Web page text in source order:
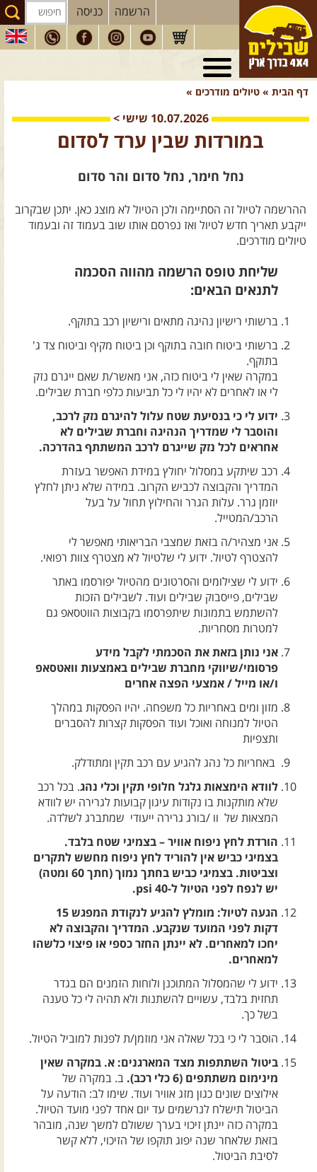
הרשמה כניסה
טיולי 4X4
בארץ
המדריכיםשלנו
חנותשבילים
הירשמו לניוזלטר שבילים
הבלוג של יואב קווה
פודקאסט ג'יפאות
צרו קשר עם שבילים
אודות יואב קווה והאתר שבילים
דף הבית » טיולים מודרכים »
10.07.2026 שישי >
במורדות שבין ערד לסדום
נחל חימר, נחל סדום והר סדום
ההרשמה לטיול זה הסתיימה ולכן הטיול לא מוצג כאן. יתכן שבקרוב
ייקבע תאריך חדש לטיול ואז נפרסם אותו שוב בעמוד זה ובעמוד
טיולים מודרכים.
שליחת טופס הרשמה מהווה הסכמה
לתנאים הבאים:
ברשותי רישיון נהיגה מתאים ורישיון רכב בתוקף.
ברשותי ביטוח חובה בתוקף וכן ביטוח מקיף וביטוח צד ג'
בתוקף.
במקרה שאין לי ביטוח כזה, אני מאשר/ת שאם ייגרם נזק
לי או לאחרים לא יהיו לי כל תביעות כלפי חברת שבילים.
ידוע לי כי בנסיעת שטח עלול להיגרם נזק לרכב,
והוסבר לי שמדריך הנהיגה וחברת שבילים לא
אחראים לכל נזק שייגרם לרכב המשתתף בהדרכה.
רכב שיתקע במסלול יחולץ במידת האפשר בעזרת
המדריך והקבוצה לכביש הקרוב. במידה שלא ניתן לחלץ
יוזמן גרר. עלות הגרר והחילוץ תחול על בעל
הרכב/המטייל.
אני מצהיר/ה בזאת שמצבי הבריאותי מאפשר לי
להצטרף לטיול. ידוע לי שלטיול לא מצטרף צוות רפואי.
ידוע לי שצילומים והסרטונים מהטיול יפורסמו באתר
שבילים, פייסבוק שבילים ועוד. לשבילים הזכות
להשתמש בתמונות שיתפרסמו בקבוצות הווטסאפ גם
למטרות מסחריות.
אני נותן בזאת את הסכמתי לקבל מידע
פרסומי/שיווקי מחברת שבילים באמצעות וואטסאפ
ו/או מייל / אמצעי הפצה אחרים
מזון ומים באחריות כל משפחה. יהיו הפסקות במהלך
הטיול למנוחה ואוכל ועוד הפסקות קצרות להסברים
ותצפיות
באחריות כל נהג להגיע עם רכב תקין ומתודלק.
לוודא הימצאות גלגל חלופי תקין וכלי נהג. בכל רכב
שלא מותקנות בו נקודות עיגון קבועות לגרירה יש לוודא
המצאות של וו /בורג גרירה ייעודי שמתברג לשלדה.
הורדת לחץ ניפוח אוויר – בצמיגי שטח בלבד.
בצמיגי כביש אין להוריד לחץ ניפוח מחשש לתקרים
וצביטות. בצמיגי כביש בחתך נמוך (חתך 60 ומטה)
יש לנפח לפני הטיול ל-40 psi.
הגעה לטיול: מומלץ להגיע לנקודת המפגש 15
דקות לפני המועד שנקבע. המדריך והקבוצה לא
יחכו למאחרים. לא יינתן החזר כספי או פיצוי כלשהו
למאחרים.
ידוע לי שהמסלול המתוכנן ולוחות הזמנים הם בגדר
תחזית בלבד, עשויים להשתנות ולא תהיה לי כל טענה
בשל כך.
הוסבר לי כי בכל שאלה אני מוזמן/ת לפנות למוביל הטיול.
ביטול השתתפות מצד המארגנים: א. במקרה שאין
מינימום משתתפים (6 כלי רכב).
ב. במקרה של
אילוצים שונים כגון מזג אוויר ועוד. שימו לב: הודעה על
הביטול תישלח לנרשמים עד יום אחד לפני מועד הטיול.
במקרה כזה יינתן זיכוי בערך ששולם למשך שנה, מובהר
בזאת שלאחר שנה יפוג תוקפו של הזיכוי, ללא קשר
לסיבת הביטול.